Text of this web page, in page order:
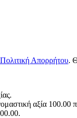
Πολιτική Απορρήτου.
αξία 100.00